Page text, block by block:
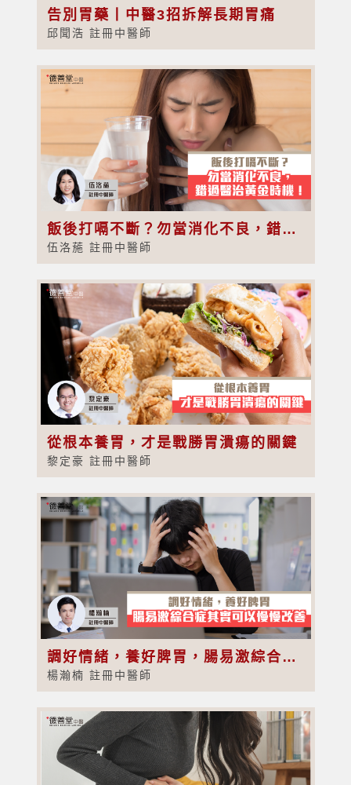
告別胃藥丨中醫3招拆解長期胃痛
邱聞浩 註冊中醫師
飯後打嗝不斷？勿當消化不良，錯過醫治黃金時機！
伍洛葹 註冊中醫師
從根本養胃，才是戰勝胃潰瘍的關鍵
黎定豪 註冊中醫師
調好情緒，養好脾胃，腸易激綜合症其實可以慢慢改善
楊瀚楠 註冊中醫師